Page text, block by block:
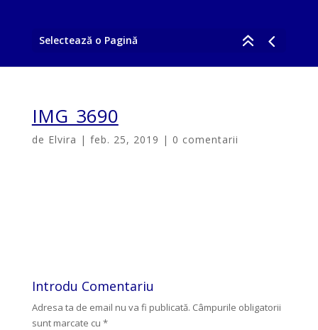
Selectează o Pagină
IMG_3690
de Elvira | feb. 25, 2019 | 0 comentarii
Introdu Comentariu
Adresa ta de email nu va fi publicată. Câmpurile obligatorii
sunt marcate cu *